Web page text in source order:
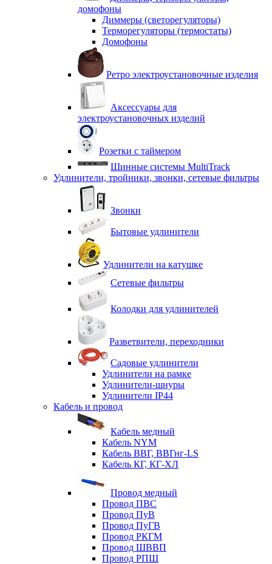
домофоны
Диммеры (светорегуляторы)
Терморегуляторы (термостаты)
Домофоны
Ретро электроустановочные изделия
Аксессуары для
электроустановочных изделий
Розетки с таймером
Шинные системы MultiTrack
Удлинители, тройники, звонки, сетевые фильтры
Звонки
Бытовые удлинители
Удлинители на катушке
Сетевые фильтры
Колодки для удлинителей
Разветвители, переходники
Садовые удлинители
Удлинители на рамке
Удлинители-шнуры
Удлинители IP44
Кабель и провод
Кабель медный
Кабель NYM
Кабель ВВГ, ВВГнг-LS
Кабель КГ, КГ-ХЛ
Провод медный
Провод ПВС
Провод ПуВ
Провод ПуГВ
Провод РКГМ
Провод ШВВП
Провод РПШ